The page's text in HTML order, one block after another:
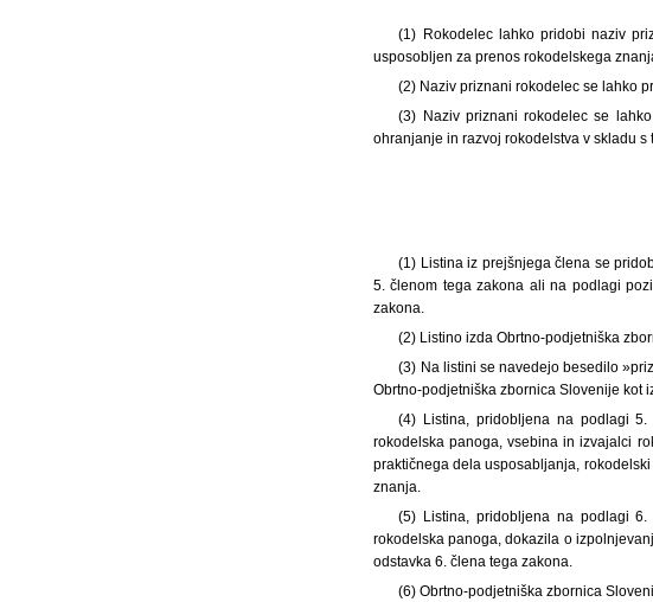
(1) Rokodelec lahko pridobi naziv
usposobljen za prenos rokodelskega
(2) Naziv priznani rokodelec se lahko
(3) Naziv priznani rokodelec se
ohranjanje in razvoj rokodelstva v skladu s
(1) Listina iz prejšnjega člena se
5. členom tega zakona ali na podlagi
zakona.
(2) Listino izda Obrtno-podjetniška
(3) Na listini se navedejo besedilo
Obrtno-podjetniška zbornica Slovenije kot
(4) Listina, pridobljena na podlagi
rokodelska panoga, vsebina in izvajalci
praktičnega dela usposabljanja,
znanja.
(5) Listina, pridobljena na podlagi
rokodelska panoga, dokazila o
odstavka 6. člena tega zakona.
(6) Obrtno-podjetniška zbornica